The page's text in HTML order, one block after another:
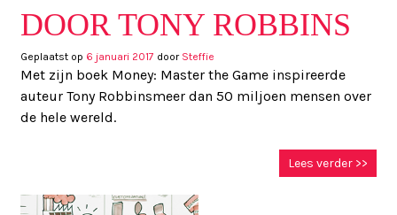
DOOR TONY ROBBINS
Geplaatst op 6 januari 2017 door Steffie
Met zijn boek Money: Master the Game inspireerde
auteur Tony Robbinsmeer dan 50 miljoen mensen over
de hele wereld.
Lees verder >>